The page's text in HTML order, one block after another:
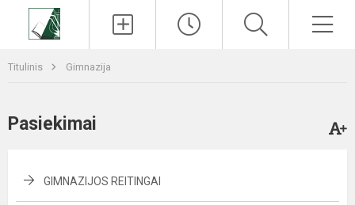
Titulinis Gimnazija
Pasiekimai
GIMNAZIJOS REITINGAI